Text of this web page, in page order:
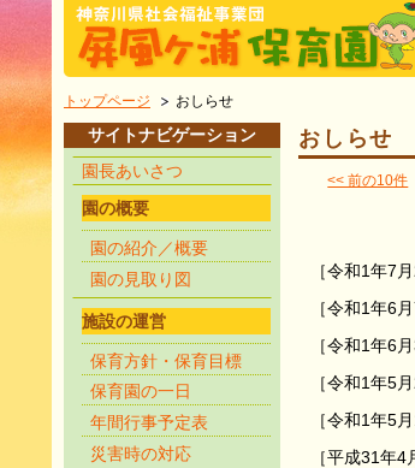
トップページ おしらせ
おしらせ
<< 前の10件
［令和1年7月
［令和1年6月
［令和1年6月
［令和1年5月
［令和1年5月
［平成31年4
サイトナビゲーション
園長あいさつ
園の概要
園の紹介／概要
園の見取り図
施設の運営
保育方針・保育目標
保育園の一日
年間行事予定表
災害時の対応